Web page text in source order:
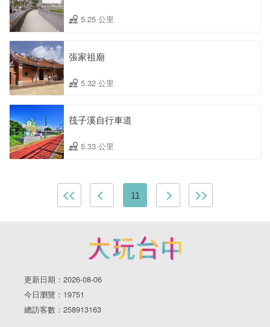
5.25 公里
張家祖廟
5.32 公里
筏子溪自行車道
5.33 公里
11
更新日期：2026-08-06
今日瀏覽：19751
總訪客數：258913163